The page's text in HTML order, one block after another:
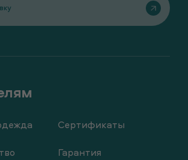
Сертификаты
Гарантия